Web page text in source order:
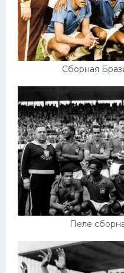
Сборная
Пеле
Интерьер квартиры